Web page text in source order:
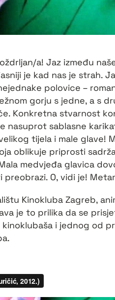
a! Jaz između
je kad nas je strah.
polovice –
gorju s jedne, a s
Konkretna stvarnost
nasuprot sablasne
tijela i male glave!
oblikuje priprosti
medvjeđa glavica
O, vidi je!
Kinokluba Zagreb,
je to prilika da se
i jednog od